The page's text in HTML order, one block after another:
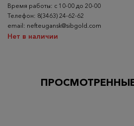
Время работы: с 10-00 до 20-00
Телефон: 8(3463) 24-62-62
email: nefteugansk@sibgold.com
Нет в наличии